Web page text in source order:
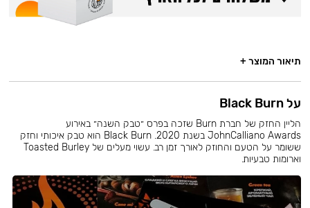
תיאור המוצר +
על Black Burn
הליין החזק של חברת Burn שזכה בפרס ״טבק השנה״ באירוע
JohnCalliano Awards בשנת 2020. Black Burn הוא טבק איכותי וחזק
ששומר על הטעם והחוזק לאורך זמן רב. עשוי מעלים של Toasted Burley
וארומות טבעיות.